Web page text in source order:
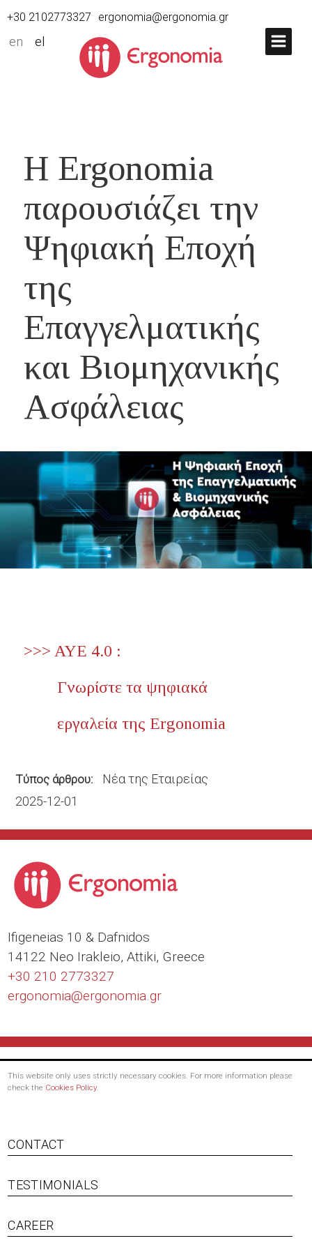
+30 2102773327 ergonomia@ergonomia.gr
en el
Η Ergonomia
παρουσιάζει την
Ψηφιακή Εποχή
της
Επαγγελματικής
και Βιομηχανικής
Ασφάλειας
>>> AYE 4.0 :
Γνωρίστε τα ψηφιακά
εργαλεία της Ergonomia
Τύπος άρθρου
Νέα της Εταιρείας
2025-12-01
Ιfigeneias 10 & Dafnidos
14122 Neo Irakleio, Attiki, Greece
+30 210 2773327
ergonomia@ergonomia.gr
This website only uses strictly necessary cookies. For more information please
check the Cookies Policy.
Footer
menu
CONTACT
TESTIMONIALS
CAREER